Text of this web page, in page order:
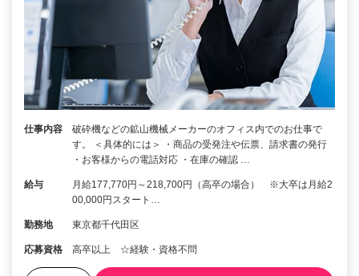
仕事内容
破砕機などの鉱山機械メーカーのオフィス内でのお仕事で
す。 ＜具体的には＞ ・商品の受発注や伝票、請求書の発行
・お客様からの電話対応 ・在庫の確認 …
給与
月給177,770円～218,700円（高卒の場合） ※大卒は月給2
00,000円スタート…
勤務地 東京都千代田区
応募資格 高卒以上 ☆経験・資格不問